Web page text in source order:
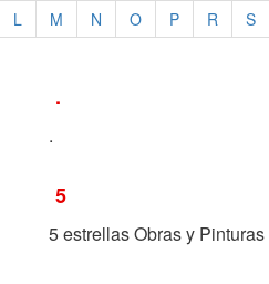
L
M N O P R S
.
.
5
5 estrellas Obras y Pinturas